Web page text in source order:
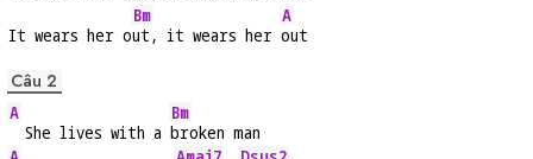
It wears her o
Bm
ut, it wears her
A
out
Câu 2
A
  She lives with a
Bm
broken man